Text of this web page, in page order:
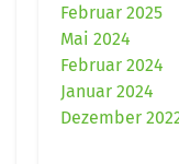
Februar 2025
Mai 2024
Februar 2024
Januar 2024
Dezember